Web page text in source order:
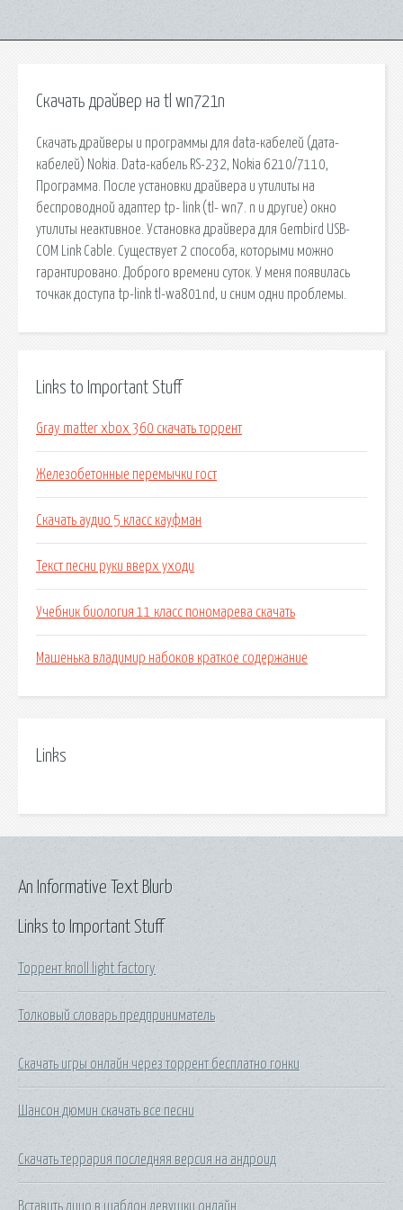
Скачать драйвер на tl wn721n
Скачать драйверы и программы для data-кабелей (дата-
кабелей) Nokia. Data-кабель RS-232, Nokia 6210/7110,
Программа. После установки драйвера и утилиты на
беспроводной адаптер tp- link (tl- wn7. n и другие) окно
утилиты неактивное. Установка драйвера для Gembird USB-
COM Link Cable. Существует 2 способа, которыми можно
гарантировано. Доброго времени суток. У меня появилась
точкак доступа tp-link tl-wa801nd, и сним одни проблемы.
Links to Important Stuff
Gray matter xbox 360 скачать торрент
Железобетонные перемычки гост
Скачать аудио 5 класс кауфман
Текст песни руки вверх уходи
Учебник биология 11 класс пономарева скачать
Машенька владимир набоков краткое содержание
Links
Links to Important Stuff
Торрент knoll light factory
Толковый словарь предприниматель
Скачать игры онлайн через торрент бесплатно гонки
Шансон дюмин скачать все песни
Скачать террария последняя версия на андроид
Вставить лицо в шаблон девушки онлайн
An Informative Text Blurb